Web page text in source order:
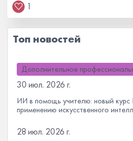
1
Топ новостей
Дополнительное
30 июл. 2026 г.
ИИ в помощь учителю: новый
применению искусственного
28 июл. 2026 г.